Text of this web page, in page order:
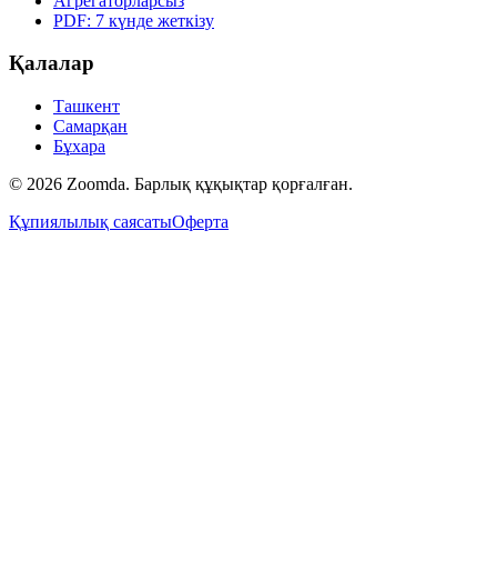
PDF: 7 күнде жеткізу
Қалалар
Ташкент
Самарқан
Бұхара
© 2026 Zoomda. Барлық құқықтар қорғалған.
Құпиялылық саясатыОферта